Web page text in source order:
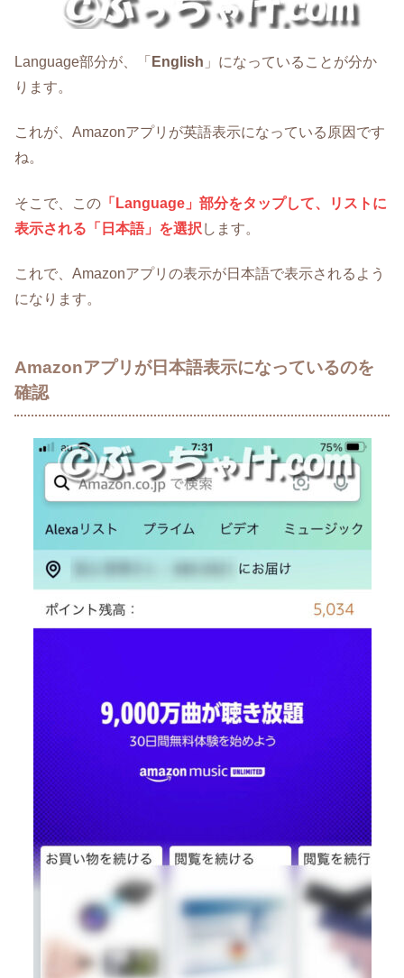
Language部分が、「 English 」になっていることが分か
ります。
これが、Amazonアプリが英語表示になっている原因です
ね。
そこで、この 「Language」部分をタップして、リストに
表示される「日本語」を選択 します。
これで、Amazonアプリの表示が日本語で表示されるよう
になります。
Amazonアプリが日本語表示になっているのを
確認